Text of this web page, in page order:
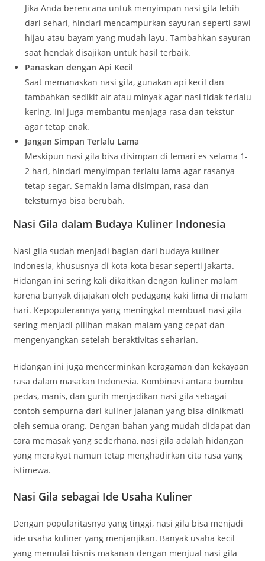
Jika Anda berencana untuk menyimpan nasi gila lebih
dari sehari, hindari mencampurkan sayuran seperti sawi
hijau atau bayam yang mudah layu. Tambahkan sayuran
saat hendak disajikan untuk hasil terbaik.
Panaskan dengan Api Kecil
Saat memanaskan nasi gila, gunakan api kecil dan
tambahkan sedikit air atau minyak agar nasi tidak terlalu
kering. Ini juga membantu menjaga rasa dan tekstur
agar tetap enak.
Jangan Simpan Terlalu Lama
Meskipun nasi gila bisa disimpan di lemari es selama 1-
2 hari, hindari menyimpan terlalu lama agar rasanya
tetap segar. Semakin lama disimpan, rasa dan
teksturnya bisa berubah.
Nasi Gila dalam Budaya Kuliner Indonesia
Nasi gila sudah menjadi bagian dari budaya kuliner
Indonesia, khususnya di kota-kota besar seperti Jakarta.
Hidangan ini sering kali dikaitkan dengan kuliner malam
karena banyak dijajakan oleh pedagang kaki lima di malam
hari. Kepopulerannya yang meningkat membuat nasi gila
sering menjadi pilihan makan malam yang cepat dan
mengenyangkan setelah beraktivitas seharian.
Hidangan ini juga mencerminkan keragaman dan kekayaan
rasa dalam masakan Indonesia. Kombinasi antara bumbu
pedas, manis, dan gurih menjadikan nasi gila sebagai
contoh sempurna dari kuliner jalanan yang bisa dinikmati
oleh semua orang. Dengan bahan yang mudah didapat dan
cara memasak yang sederhana, nasi gila adalah hidangan
yang merakyat namun tetap menghadirkan cita rasa yang
istimewa.
Nasi Gila sebagai Ide Usaha Kuliner
Dengan popularitasnya yang tinggi, nasi gila bisa menjadi
ide usaha kuliner yang menjanjikan. Banyak usaha kecil
yang memulai bisnis makanan dengan menjual nasi gila